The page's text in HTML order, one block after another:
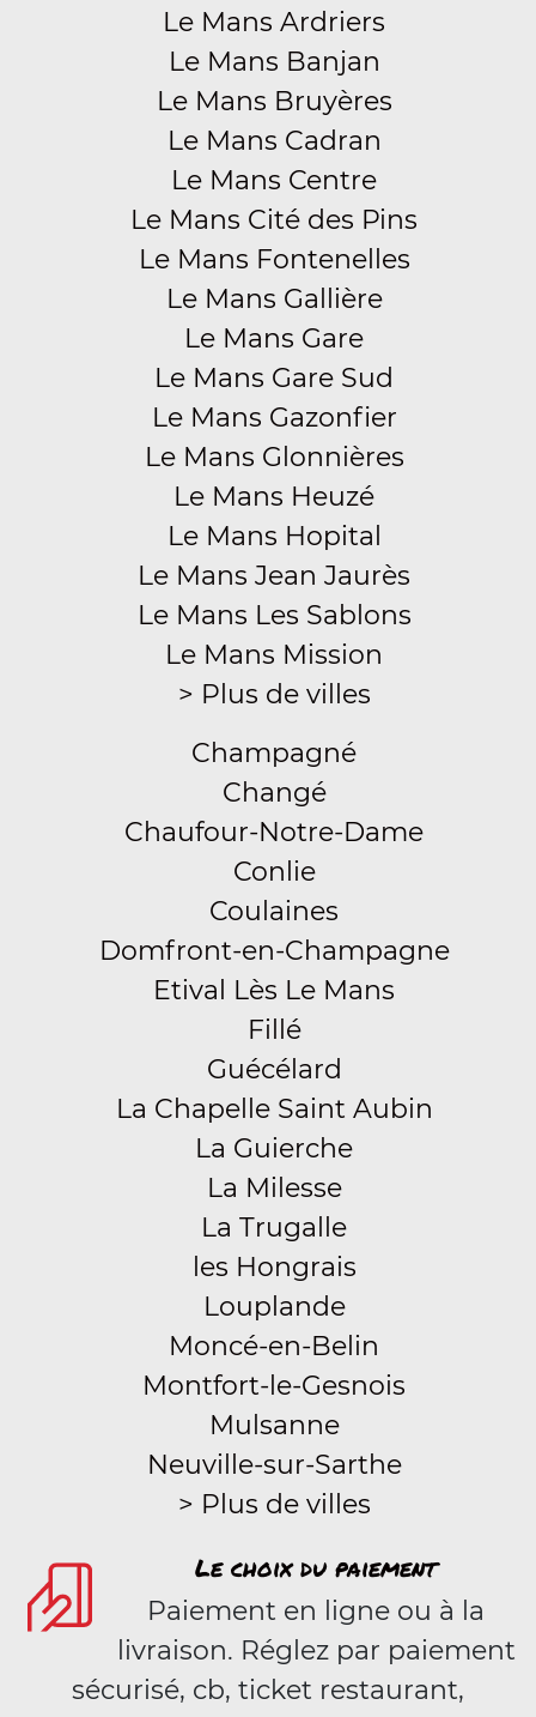
Le Mans Ardriers
Le Mans Banjan
Le Mans Bruyères
Le Mans Cadran
Le Mans Centre
Le Mans Cité des Pins
Le Mans Fontenelles
Le Mans Gallière
Le Mans Gare
Le Mans Gare Sud
Le Mans Gazonfier
Le Mans Glonnières
Le Mans Heuzé
Le Mans Hopital
Le Mans Jean Jaurès
Le Mans Les Sablons
Le Mans Mission
> Plus de villes
Champagné
Changé
Chaufour-Notre-Dame
Conlie
Coulaines
Domfront-en-Champagne
Etival Lès Le Mans
Fillé
Guécélard
La Chapelle Saint Aubin
La Guierche
La Milesse
La Trugalle
les Hongrais
Louplande
Moncé-en-Belin
Montfort-le-Gesnois
Mulsanne
Neuville-sur-Sarthe
> Plus de villes
Le choix du paiement
Paiement en ligne ou à la
livraison. Réglez par paiement
sécurisé, cb, ticket restaurant,